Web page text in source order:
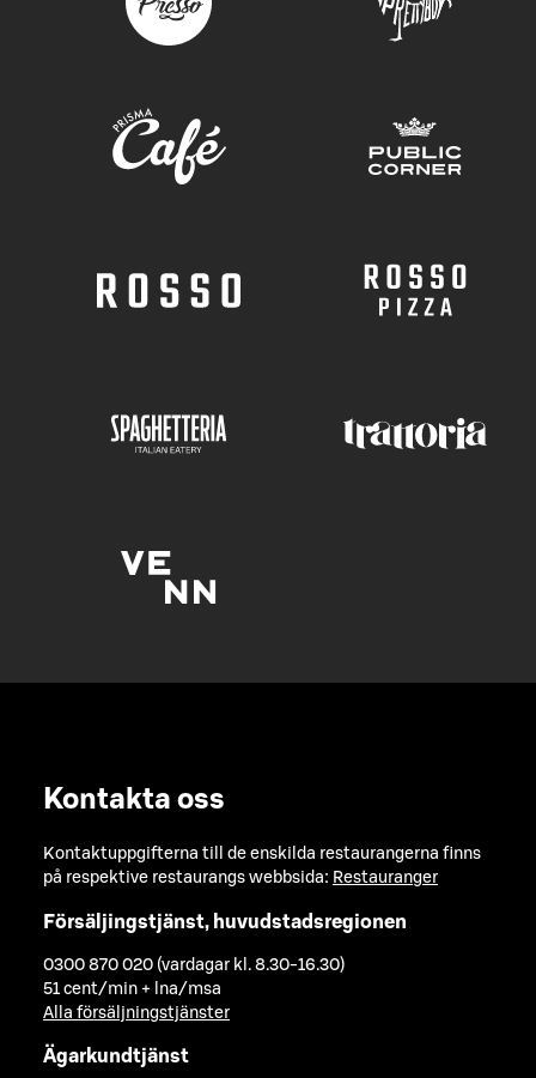
Kontakta oss
Kontaktuppgifterna till de enskilda restaurangerna finns
på respektive restaurangs webbsida: Restauranger
Försäljingstjänst, huvudstadsregionen
0300 870 020 (vardagar kl. 8.30-16.30)
51 cent/min + lna/msa
Alla försäljningstjänster
Ägarkundtjänst